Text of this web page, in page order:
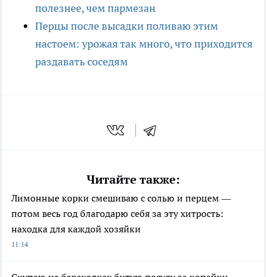
полезнее, чем пармезан
Перцы после высадки поливаю этим
настоем: урожая так много, что приходится
раздавать соседям
Читайте также:
Лимонные корки смешиваю с солью и перцем —
потом весь год благодарю себя за эту хитрость:
находка для каждой хозяйки
11:14